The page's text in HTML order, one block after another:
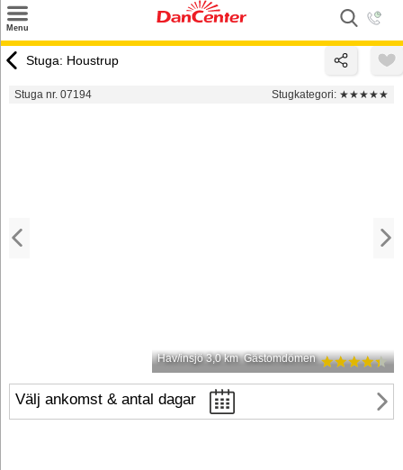
Menu
Tilbud
Stuga: Houstrup
Stuga nr. 07194 Stugkategori: ★★★★★
Hav/insjö 3,0 km Gästomdömen
Välj ankomst & antal dagar